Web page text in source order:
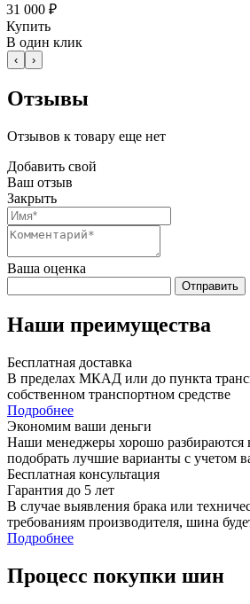
31 000 ₽
Купить
В один клик
‹ ›
Отзывы
Отзывов к товару еще нет
Добавить свой
Ваш отзыв
Закрыть
Ваша оценка
Отправить
Наши преимущества
Бесплатная доставка
В пределах МКАД или до пункта
собственном транспортном средстве
Подробнее
Экономим ваши деньги
Наши менеджеры хорошо разбираются
подобрать лучшие варианты с учетом
Бесплатная консультация
Гарантия до 5 лет
В случае выявления брака или
требованиям производителя, шина
Подробнее
Процесс покупки шин